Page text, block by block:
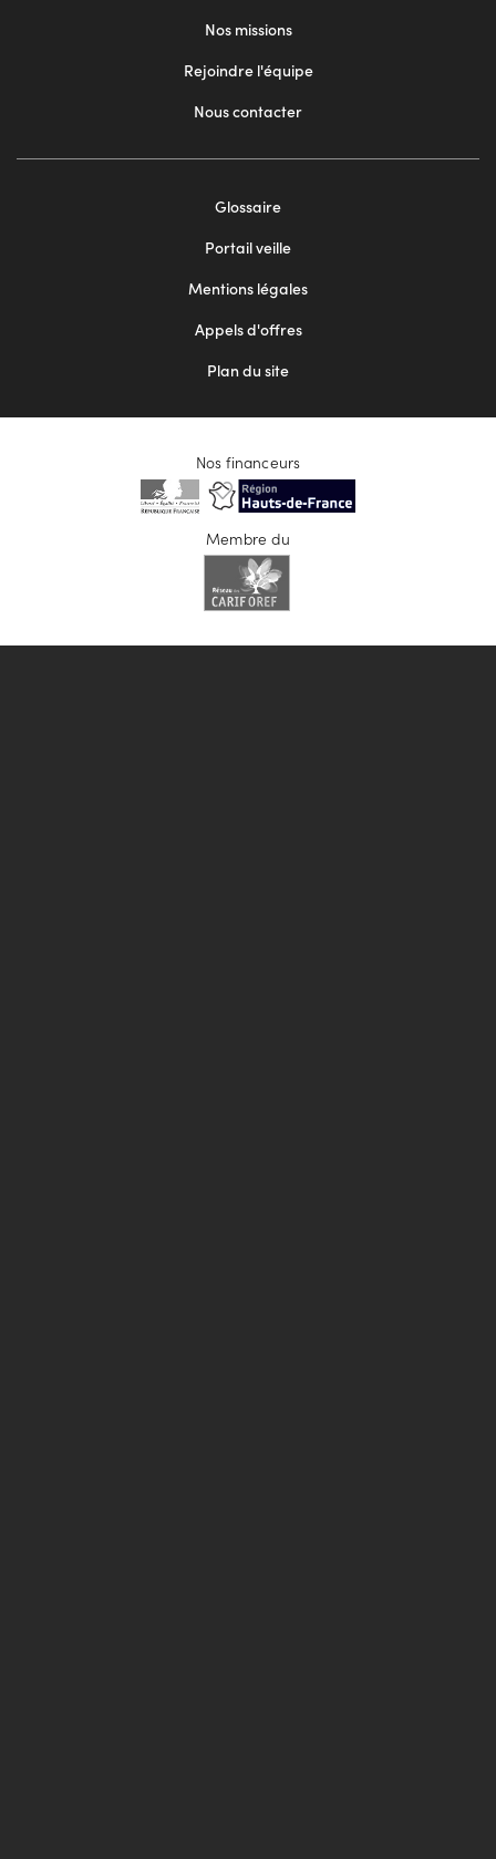
Nos missions
Rejoindre l'équipe
Nous contacter
Glossaire
Portail veille
Mentions légales
Appels d'offres
Plan du site
Nos financeurs
Membre du